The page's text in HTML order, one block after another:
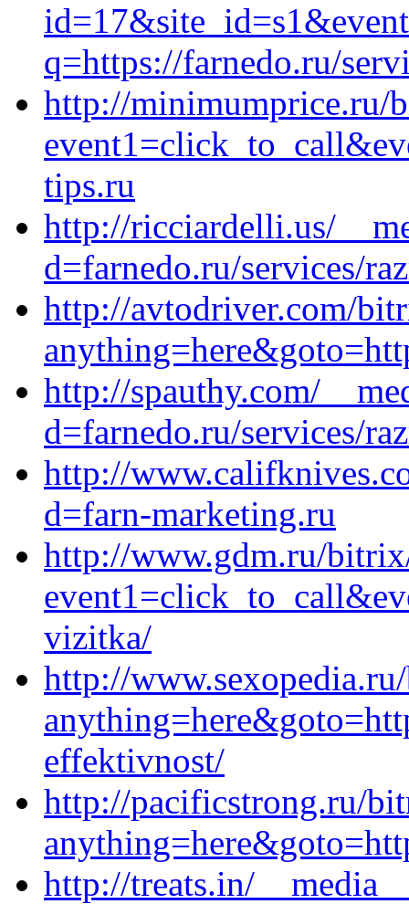
q=https://farnedo.ru/
http://minimumprice.ru/
tips.ru
http://ricciardelli.us/
d=farnedo.ru/services/
http://avtodriver.com/
http://spauthy.com/
d=farnedo.ru/services/
http://
d=farn-marketing.ru
http://www.gdm.ru/
vizitka/
http://
effektivnost/
http://pacificstrong.ru/
http://treats.in/